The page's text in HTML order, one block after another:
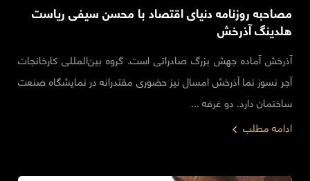
مصاحبه روزنامه دنیای اقتصاد با محسن سیفی ریاست
هلدینگ آذرخش
آذرخش آماده جهش بزرگ صادراتی است. گروه بین‌المللی کارخانجات
آجر نسوز نما آذرخش امسال نیز حضوری مقتدرانه در نمایشگاه صنعت
ساختمان دارد. دو غرفه ...
ادامه مطلب